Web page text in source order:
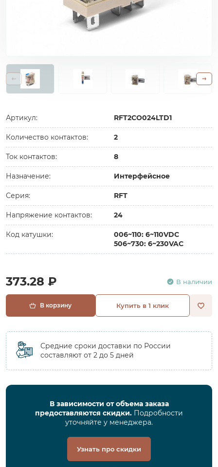
Артикул: RFT2CO024LTD1
Количество контактов: 2
Ток контактов: 8
Назначение: Интерфейсное
Серия: RFT
Напряжение контактов: 24
Код катушки:
006~110: 6~110VDC
506~730: 6~230VAC
373.28 ₽ В наличии
В корзину Купить в 1 клик
Средние сроки доставки по России
составляют от 2 до 5 дней
В зависимости от объема заказа
предоставляются скидки. Подробности
уточняйте у менеджера.
Узнать про скидки